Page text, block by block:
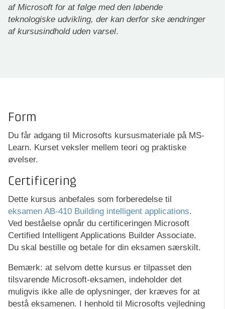
af Microsoft for at følge med den løbende
teknologiske udvikling, der kan derfor ske ændringer
af kursusindhold uden varsel.
Form
Du får adgang til Microsofts kursusmateriale på MS-
Learn. Kurset veksler mellem teori og praktiske
øvelser.
Certificering
Dette kursus anbefales som forberedelse til
eksamen AB-410 Building intelligent applications.
Ved beståelse opnår du certificeringen Microsoft
Certified Intelligent Applications Builder Associate.
Du skal bestille og betale for din eksamen særskilt.
Bemærk: at selvom dette kursus er tilpasset den
tilsvarende Microsoft-eksamen, indeholder det
muligvis ikke alle de oplysninger, der kræves for at
bestå eksamenen. I henhold til Microsofts vejledning